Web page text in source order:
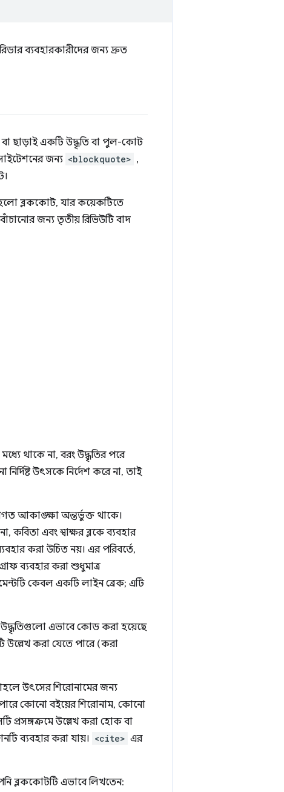
ব্যবহারকারীদের জন্য দ্রুত
ছাড়াই একটি উদ্ধৃতি বা পুল-কোট
জন্য <blockquote> ,
ব্লককোট, যার কয়েকটিতে
জন্য তৃতীয় রিভিউটি বাদ
থাকে না, বরং উদ্ধৃতির পরে
উৎসকে নির্দেশ করে না, তাই
আকাঙ্ক্ষা অন্তর্ভুক্ত থাকে।
কবিতা এবং স্বাক্ষর ব্লকে ব্যবহার
করা উচিত নয়। এর পরিবর্তে,
ব্যবহার করা শুধুমাত্র
কেবল একটি লাইন ব্রেক; এটি
উদ্ধৃতিগুলো এভাবে কোড করা হয়েছে
করা যেতে পারে (করা
উৎসের শিরোনামের জন্য
কোনো বইয়ের শিরোনাম, কোনো
প্রসঙ্গক্রমে উল্লেখ করা হোক বা
ব্যবহার করা যায়। <cite> এর
ব্লককোটটি এভাবে লিখতেন: